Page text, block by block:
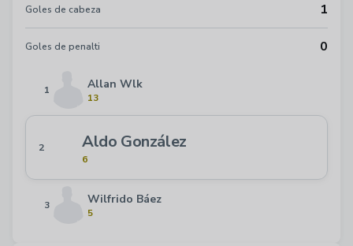
Goles de cabeza
1
Goles de penalti 0
1 Allan Wlk
13
2 Aldo González
6
3 Wilfrido Báez
5